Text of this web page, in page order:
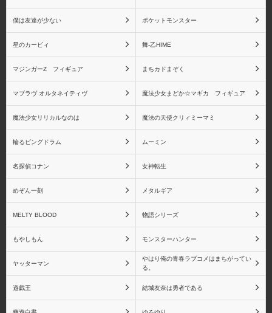
アルファオメガ アルファマックス
エンブレイスジャパン オーキッドシード
回天堂 Gift
キャラアニ キューズQ
僕は友達が少ない ポケットモンスター
星のカービィ 舞-乙HIME
マジンガーZ フィギュア まちカドまぞく
マブラヴ オルタネイティヴ 魔法少女まどか☆マギカ フィギュア
魔法少女リリカルなのは 魔法の天使クリィミーマミ
輪るピングドラム ムーミン
名探偵コナン 女神転生
めぞん一刻 メタルギア
MELTY BLOOD 物語シリーズ
もやしもん モンスターハンター
ヤッターマン
やはり俺の青春ラブコメはまちがってい
る。
遊戯王 結城友奈は勇者である